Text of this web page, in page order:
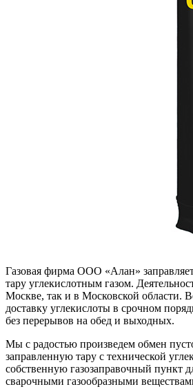
Газовая фирма ООО «Алан»
тару углекислотным газом.
Москве, так и в Московской области.
доставку углекислоты в срочном
без перерывов на обед и выходных.
Мы с радостью произведем обмен
заправленную тару с технической
собственную газозаправочный пункт
сварочными газообразными